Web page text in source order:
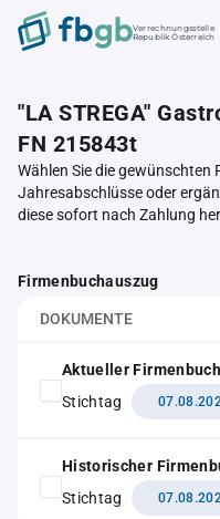
Verrechnungsstelle
Republik Österreich
"LA STREGA"
FN 215843t
Wählen Sie die gewünschten
Jahresabschlüsse oder
diese sofort nach Zahlung
Firmenbuchauszug
DOKUMENTE
Aktueller
Stichtag
Historischer
Stichtag